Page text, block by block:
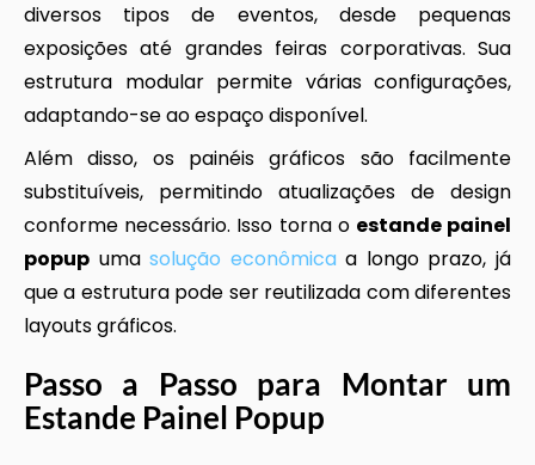
diversos tipos de eventos, desde pequenas
exposições até grandes feiras corporativas. Sua
estrutura modular permite várias configurações,
adaptando-se ao espaço disponível.
Além disso, os painéis gráficos são facilmente
substituíveis, permitindo atualizações de design
conforme necessário. Isso torna o estande painel
popup umasolução econômica a longo prazo, já
que a estrutura pode ser reutilizada com diferentes
layouts gráficos.
Passo a Passo para Montar um
Estande Painel Popup